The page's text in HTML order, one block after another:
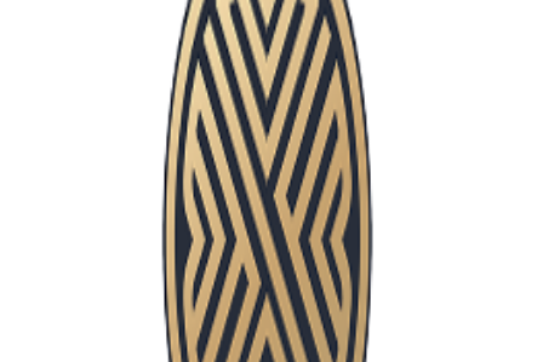
Cara Kerja Cloud
Computing dan
Manfaatnya untuk Bisnis